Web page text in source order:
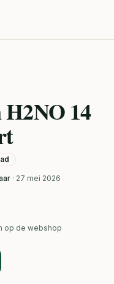
14
· 27 mei 2026
op de webshop